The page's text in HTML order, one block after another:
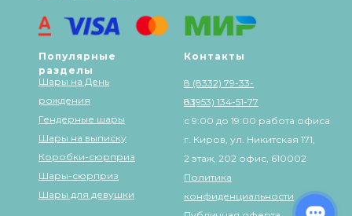
Популярные
разделы
Шары на День
рождения
Контакты
Гендерные шары
Шары на выписку
Коробки-сюрприз
Шары-сюрприз
Шары для девушки
8 (8332) 79-33-
83
8 (953) 134-51-77
с 9:00 до 19:00 работа офиса
г. Киров, ул. Никитская 171,
2 этаж, 202 офис, 610002
Политика
конфиденциальности